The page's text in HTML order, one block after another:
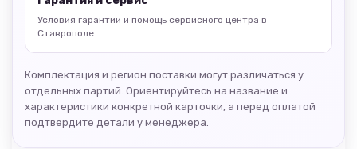
Условия гарантии и помощь сервисного центра в
Ставрополе.
Комплектация и регион поставки могут различаться у
отдельных партий. Ориентируйтесь на название и
характеристики конкретной карточки, а перед оплатой
подтвердите детали у менеджера.